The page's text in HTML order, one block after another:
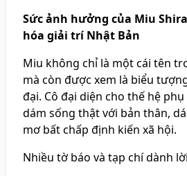
Sức ảnh hưởng của Miu
hóa giải trí Nhật Bản
Miu không chỉ là một cái tên
mà còn được xem là biểu
đại. Cô đại diện cho thế hệ
dám sống thật với bản thân,
mơ bất chấp định kiến xã hội.
Nhiều tờ báo và tạp chí dành